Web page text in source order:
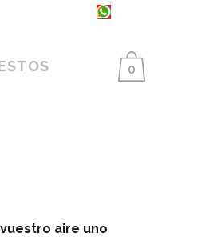
0
aire uno